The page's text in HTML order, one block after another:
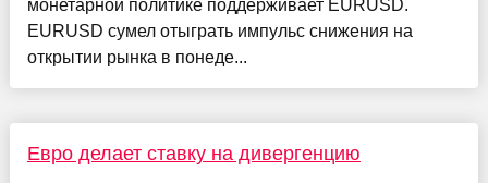
монетарной политике поддерживает EURUSD.
EURUSD сумел отыграть импульс снижения на
открытии рынка в понеде...
Евро делает ставку на дивергенцию